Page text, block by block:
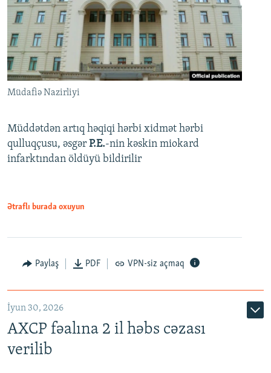
Müdafiə Nazirliyi
Müddətdən artıq həqiqi hərbi xidmət hərbi
qulluqçusu, əsgər P.E.-nin kəskin miokard
infarktından öldüyü bildirilir
Ətraflı burada oxuyun
Paylaş PDF VPN-siz açmaq
İyun 30, 2026
AXCP fəalına 2 il həbs cəzası
verilib